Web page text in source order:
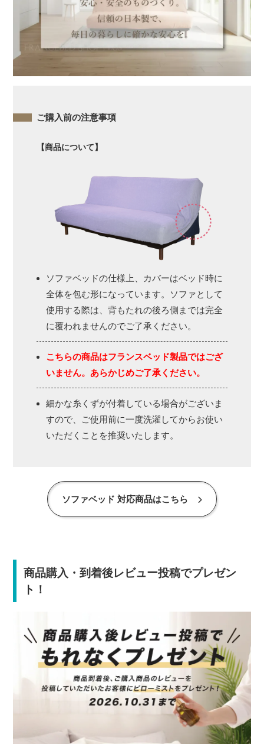
ご購入前の注意事項
【商品について】
ソファベッドの仕様上、カバーはベッド時に
全体を包む形になっています。ソファとして
使用する際は、背もたれの後ろ側までは完全
に覆われませんのでご了承ください。
こちらの商品はフランスベッド製品ではござ
いません。あらかじめご了承ください。
細かな糸くずが付着している場合がございま
すので、ご使用前に一度洗濯してからお使い
いただくことを推奨いたします。
ソファベッド 対応商品はこちら
商品購入・到着後レビュー投稿でプレゼン
ト！